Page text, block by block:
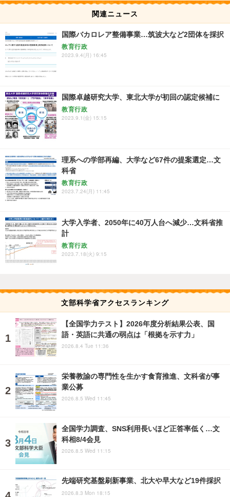
関連ニュース
国際バカロレア整備事業…筑波大など2団体を採択
教育行政
2023.9.4(月) 16:45
国際卓越研究大学、東北大学が初回の認定候補に
教育行政
2023.9.1(金) 15:15
理系への学部再編、大学など67件の提案選定…文
科省
教育行政
2023.7.24(月) 11:45
大学入学者、2050年に40万人台へ減少…文科省推
計
教育行政
2023.7.18(火) 9:15
文部科学省アクセスランキング
【全国学力テスト】2026年度分析結果公表、国
語・英語に共通の弱点は「根拠を示す力」
2026.8.4 Tue 11:36
栄養教諭の専門性を生かす食育推進、文科省が事
業公募
2026.8.5 Wed 11:45
全国学力調査、SNS利用長いほど正答率低く…文
科相8/4会見
2026.8.5 Wed 11:15
先端研究基盤刷新事業、北大や早大など19件採択
2026.8.3 Mon 18:15